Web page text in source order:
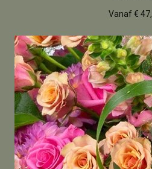
Vanaf €